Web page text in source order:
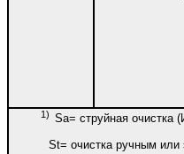
1) Sa= струйная очистка
St= очистка ручным